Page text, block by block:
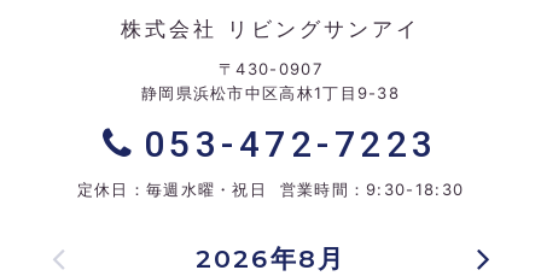
2026年8月
株式会社 リビングサンアイ
〒430-0907
静岡県浜松市中区高林1丁目9-38
053-472-7223
定休日：毎週水曜・祝日 営業時間：9:30-18:30